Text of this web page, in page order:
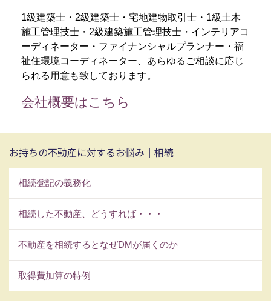
1級建築士・2級建築士・宅地建物取引士・1級土木
施工管理技士・2級建築施工管理技士・インテリアコ
ーディネーター・ファイナンシャルプランナー・福
祉住環境コーディネーター、あらゆるご相談に応じ
られる用意も致しております。
会社概要はこちら
お持ちの不動産に対するお悩み｜相続
相続登記の義務化
相続した不動産、どうすれば・・・
不動産を相続するとなぜDMが届くのか
取得費加算の特例